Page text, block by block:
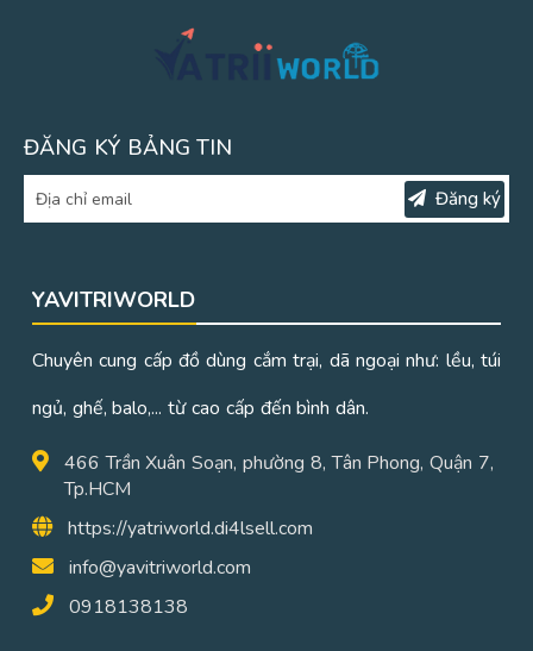
ĐĂNG KÝ BẢNG TIN
Đăng ký
YAVITRIWORLD
Chuyên cung cấp đồ dùng cắm trại, dã ngoại như: lều, túi
ngủ, ghế, balo,... từ cao cấp đến bình dân.
466 Trần Xuân Soạn, phường 8, Tân Phong, Quận 7,
Tp.HCM
https://yatriworld.di4lsell.com
info@yavitriworld.com
0918138138